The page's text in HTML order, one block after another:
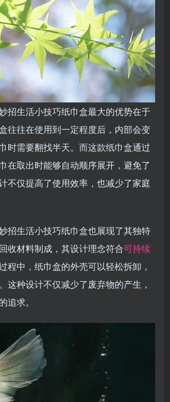
招生活小技巧纸巾盒最大的优势在于
往往在使用到一定程度后，内部会变
时需要翻找半天。而这款纸巾盒通过
在取出时能够自动顺序展开，避免了
不仅提高了使用效率，也减少了家庭
招生活小技巧纸巾盒也展现了其独特
收材料制成，其设计理念符合可持续
程中，纸巾盒的外壳可以轻松拆卸，
这种设计不仅减少了废弃物的产生，
追求。